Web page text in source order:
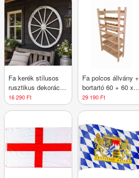
Fa kerék stílusos
rusztikus dekoráció
90 cm
16 290 Ft
Fa polcos állvány +
bortartó 60 + 60 x
64 x 25 cm
29 190 Ft